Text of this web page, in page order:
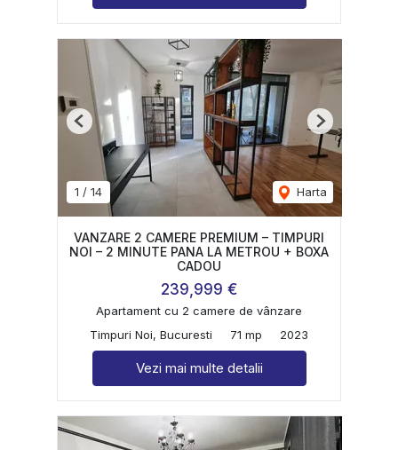
1 / 14 Harta
Previous Next
VANZARE 2 CAMERE PREMIUM – TIMPURI
NOI – 2 MINUTE PANA LA METROU + BOXA
CADOU
239,999 €
Apartament cu 2 camere de vânzare
Timpuri Noi, Bucuresti
71 mp 2023
Vezi mai multe detalii